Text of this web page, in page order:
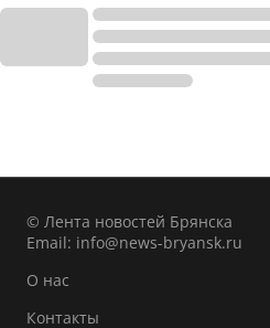
© Лента новостей Брянска
Email: info@news-bryansk.ru
О нас
Контакты